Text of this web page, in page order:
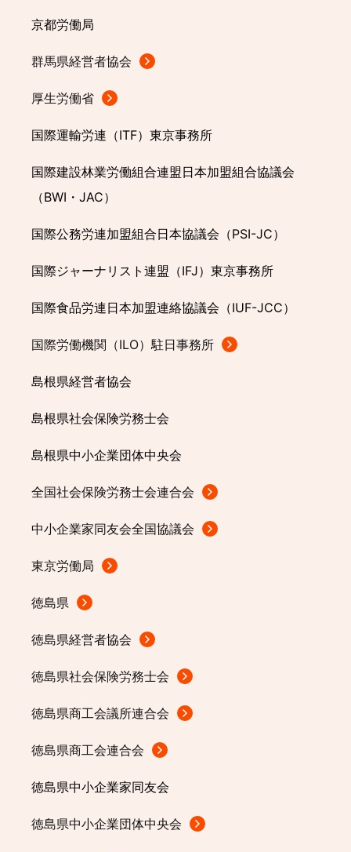
京都労働局
群馬県経営者協会
厚生労働省
国際運輸労連（ITF）東京事務所
国際建設林業労働組合連盟日本加盟組合協議会
（BWI・JAC）
国際公務労連加盟組合日本協議会（PSI-JC）
国際ジャーナリスト連盟（IFJ）東京事務所
国際食品労連日本加盟連絡協議会（IUF-JCC）
国際労働機関（ILO）駐日事務所
島根県経営者協会
島根県社会保険労務士会
島根県中小企業団体中央会
全国社会保険労務士会連合会
中小企業家同友会全国協議会
東京労働局
徳島県
徳島県経営者協会
徳島県社会保険労務士会
徳島県商工会議所連合会
徳島県商工会連合会
徳島県中小企業家同友会
徳島県中小企業団体中央会